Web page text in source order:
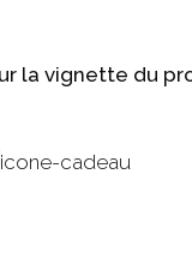
la vignette du